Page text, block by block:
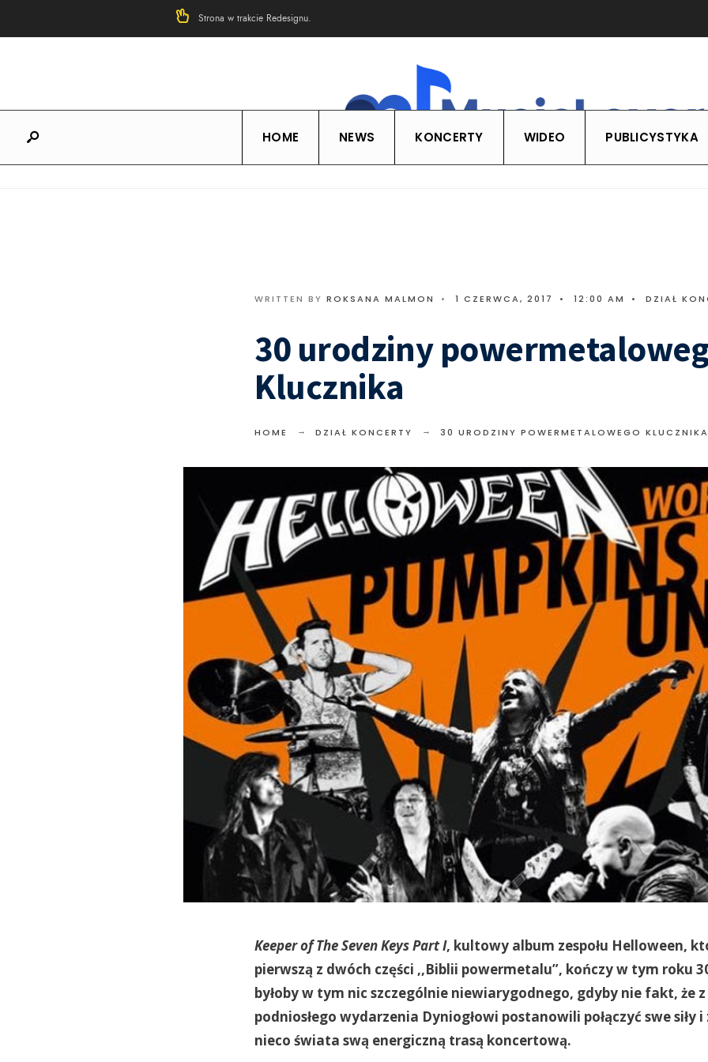
Strona w trakcie Redesignu.
HOME NEWS KONCERTY WIDEO PUBLICYSTYKA
WRITTEN BY ROKSANA MALMON • 1 CZERWCA, 2017 • 12:00 AM • DZIAŁ
30 urodziny
Klucznika
HOME DZIAŁ KONCERTY 30 URODZINY POWERMETALOWEGO KLUCZNIKA
Keeper of The Seven Keys Part I, kultowy album zespołu Helloween,
pierwszą z dwóch części ,,Biblii powermetalu”, kończy w tym roku
byłoby w tym nic szczególnie niewiarygodnego, gdyby nie fakt, że
podniosłego wydarzenia Dyniogłowi postanowili połączyć swe siły
nieco świata swą energiczną trasą koncertową.